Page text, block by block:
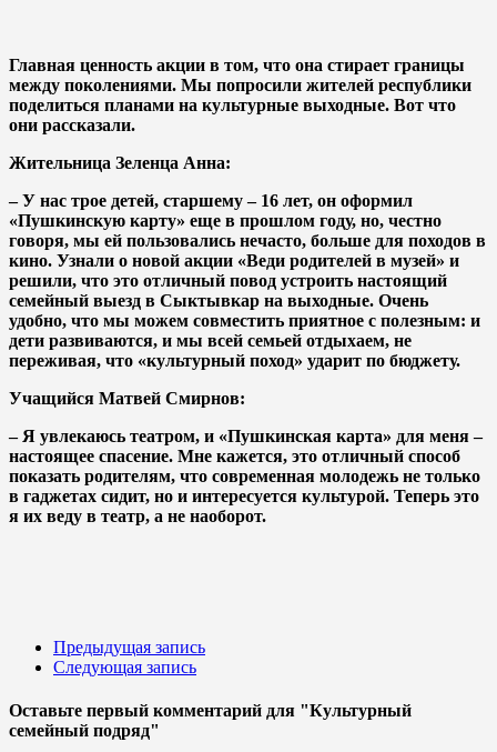
Главная ценность акции в том, что она стирает границы
между поколениями. Мы попросили жителей республики
поделиться планами на культурные выходные. Вот что
они рассказали.
Жительница Зеленца Анна:
– У нас трое детей, старшему – 16 лет, он оформил
«Пушкинскую карту» еще в прошлом году, но, честно
говоря, мы ей пользовались нечасто, больше для походов в
кино. Узнали о новой акции «Веди родителей в музей» и
решили, что это отличный повод устроить настоящий
семейный выезд в Сыктывкар на выходные. Очень
удобно, что мы можем совместить приятное с полезным: и
дети развиваются, и мы всей семьей отдыхаем, не
переживая, что «культурный поход» ударит по бюджету.
Учащийся Матвей Смирнов:
– Я увлекаюсь театром, и «Пушкинская карта» для меня –
настоящее спасение. Мне кажется, это отличный способ
показать родителям, что современная молодежь не только
в гаджетах сидит, но и интересуется культурой. Теперь это
я их веду в театр, а не наоборот.
Предыдущая запись
Следующая запись
Оставьте первый комментарий для "Культурный
семейный подряд"